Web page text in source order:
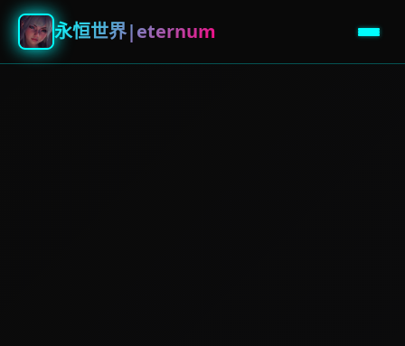
永恒世界|eternum